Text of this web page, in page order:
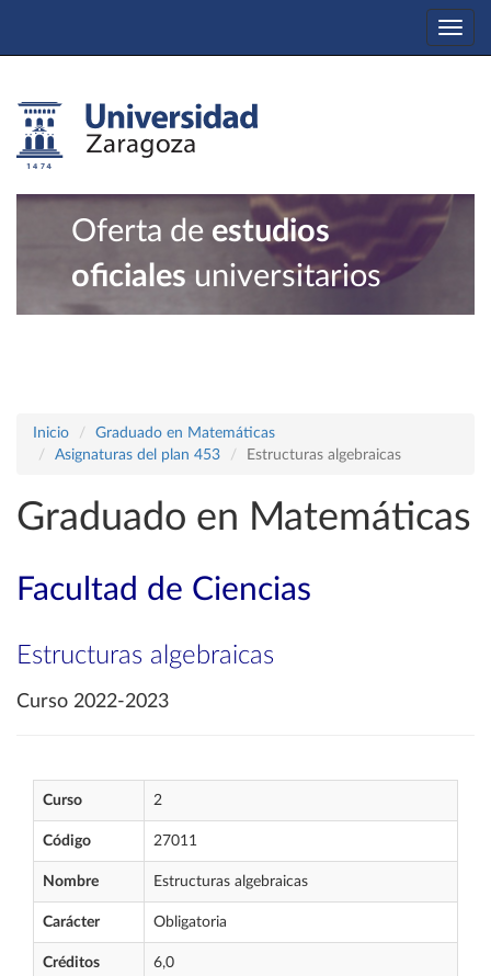
Oferta de estudios
oficiales universitarios
Inicio
Graduado en Matemáticas
Asignaturas del plan 453
Estructuras algebraicas
Graduado en Matemáticas
Facultad de Ciencias
Estructuras algebraicas
Curso 2022-2023
Curso 2
Código 27011
Nombre Estructuras algebraicas
Carácter Obligatoria
Créditos 6,0